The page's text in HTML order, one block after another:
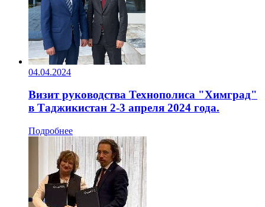
04.04.2024
Визит руководства Технополиса "Химград"
в Таджикистан 2-3 апреля 2024 года.
Подробнее